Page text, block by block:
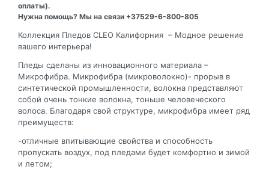
оплаты).
Нужна помощь? Мы на связи +37529-6-800-805
Коллекция Пледов CLEO Калифорния – Модное решение
вашего интерьера!
Пледы сделаны из инновационного материала –
Микрофибра. Микрофибра (микроволокно)- прорыв в
синтетической промышленности, волокна представляют
собой очень тонкие волокна, тоньше человеческого
волоса. Благодаря свой структуре, микрофибра имеет ряд
преимуществ:
-отличные впитывающие свойства и способность
пропускать воздух, под пледами будет комфортно и зимой
и летом;